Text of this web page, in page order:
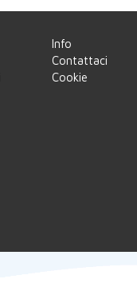
Info
Contattaci
Cookie